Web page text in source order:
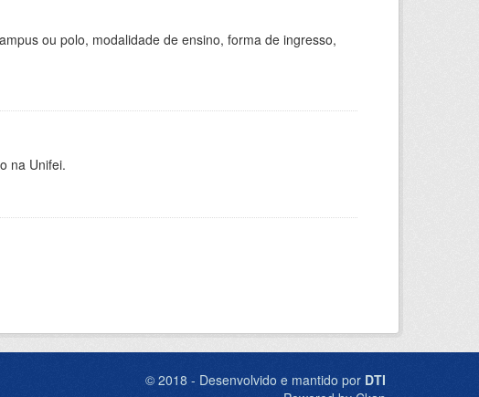
ou polo, modalidade de ensino, forma de ingresso,
na Unifei.
© 2018 - Desenvolvido e mantido por DTI